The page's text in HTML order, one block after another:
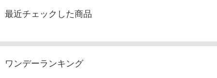
最近チェックした商品
ワンデーランキング